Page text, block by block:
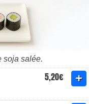
soja salée.
5,20€